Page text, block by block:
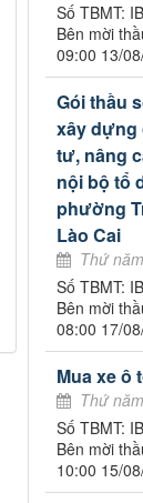
Số TBMT:
Bên mời
09:00 13/
Gói thầu
xây dựng
tư, nâng
nội bộ tổ
phường
Lào Cai
Thứ
Số TBMT:
Bên mời
08:00 17/
Mua xe ô
Thứ
Số TBMT:
Bên mời
10:00 15/